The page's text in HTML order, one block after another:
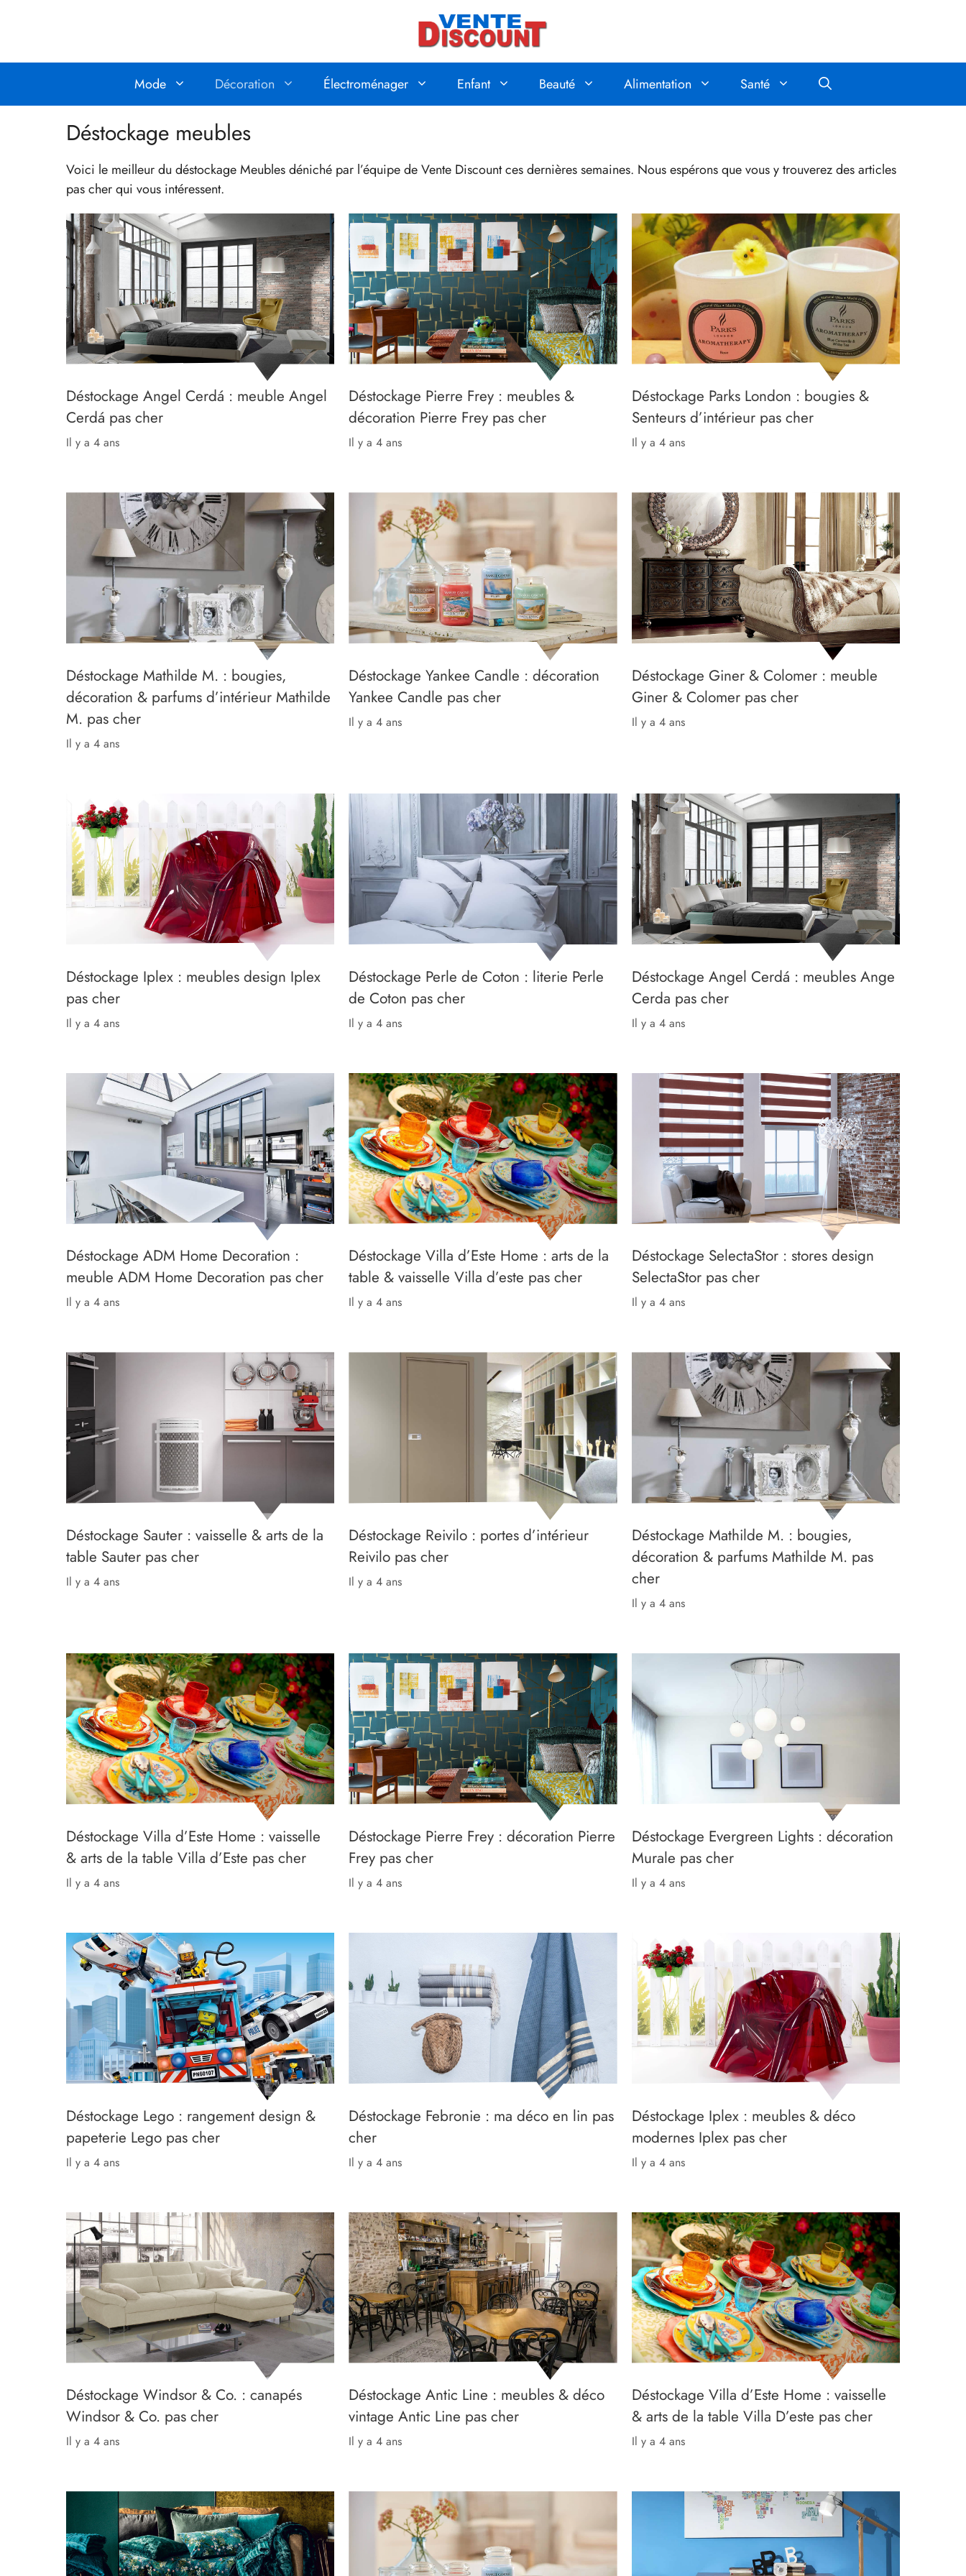
Mode
Décoration Électroménager Enfant Beauté Alimentation Santé
Déstockage meubles
Voici le meilleur du déstockage Meubles déniché par l’équipe de Vente Discount ces dernières semaines. Nous espérons que vous y trouverez des articles
pas cher qui vous intéressent.
Déstockage Angel Cerdá : meuble Angel
Cerdá pas cher
il y a 4 ans
Déstockage Pierre Frey : meubles &
décoration Pierre Frey pas cher
il y a 4 ans
Déstockage Parks London : bougies &
Senteurs d’intérieur pas cher
il y a 4 ans
Déstockage Mathilde M. : bougies,
décoration & parfums d’intérieur Mathilde
M. pas cher
il y a 4 ans
Déstockage Yankee Candle : décoration
Yankee Candle pas cher
il y a 4 ans
Déstockage Giner & Colomer : meuble
Giner & Colomer pas cher
il y a 4 ans
Déstockage Iplex : meubles design Iplex
pas cher
il y a 4 ans
Déstockage Perle de Coton : literie Perle
de Coton pas cher
il y a 4 ans
Déstockage Angel Cerdá : meubles Ange
Cerda pas cher
il y a 4 ans
Déstockage ADM Home Decoration :
meuble ADM Home Decoration pas cher
il y a 4 ans
Déstockage Villa d’Este Home : arts de la
table & vaisselle Villa d’este pas cher
il y a 4 ans
Déstockage SelectaStor : stores design
SelectaStor pas cher
il y a 4 ans
Déstockage Sauter : vaisselle & arts de la
table Sauter pas cher
il y a 4 ans
Déstockage Reivilo : portes d’intérieur
Reivilo pas cher
il y a 4 ans
Déstockage Mathilde M. : bougies,
décoration & parfums Mathilde M. pas
cher
il y a 4 ans
Déstockage Villa d’Este Home : vaisselle
& arts de la table Villa d’Este pas cher
il y a 4 ans
Déstockage Pierre Frey : décoration Pierre
Frey pas cher
il y a 4 ans
Déstockage Evergreen Lights : décoration
Murale pas cher
il y a 4 ans
Déstockage Lego : rangement design &
papeterie Lego pas cher
il y a 4 ans
Déstockage Febronie : ma déco en lin pas
cher
il y a 4 ans
Déstockage Iplex : meubles & déco
modernes Iplex pas cher
il y a 4 ans
Déstockage Windsor & Co. : canapés
Windsor & Co. pas cher
il y a 4 ans
Déstockage Antic Line : meubles & déco
vintage Antic Line pas cher
il y a 4 ans
Déstockage Villa d’Este Home : vaisselle
& arts de la table Villa D’este pas cher
il y a 4 ans